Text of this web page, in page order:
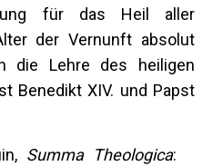
für das Heil aller
der Vernunft absolut
die Lehre des heiligen
Benedikt XIV. und Papst
Summa Theologica: